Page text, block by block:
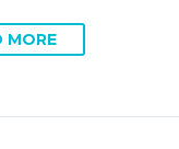
MORE